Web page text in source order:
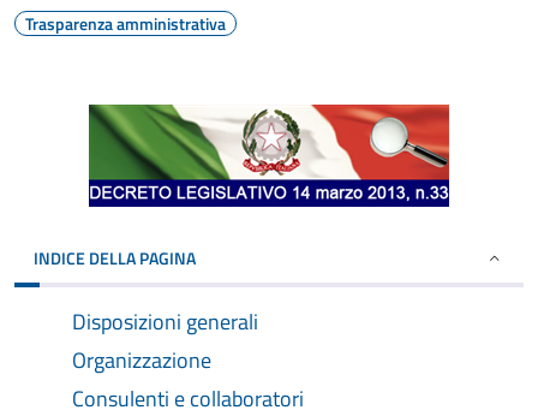
Trasparenza amministrativa
INDICE DELLA PAGINA
Disposizioni generali
Organizzazione
Consulenti e collaboratori